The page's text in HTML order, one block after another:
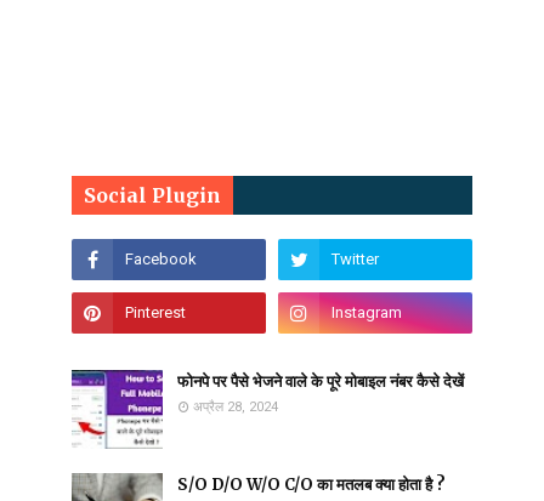
Social Plugin
फोनपे पर पैसे भेजने वाले के पूरे मोबाइल नंबर कैसे देखें
अप्रैल 28, 2024
S/O D/O W/O C/O का मतलब क्या होता है ?